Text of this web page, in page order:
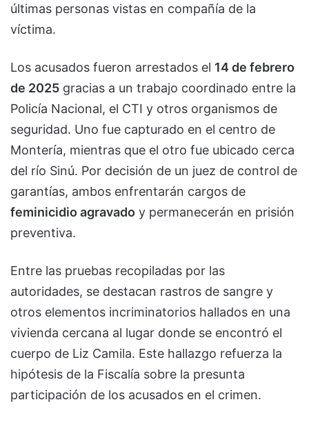
últimas personas vistas en compañía de la
víctima.
Los acusados fueron arrestados el 14 de febrero
de 2025 gracias a un trabajo coordinado entre la
Policía Nacional, el CTI y otros organismos de
seguridad. Uno fue capturado en el centro de
Montería, mientras que el otro fue ubicado cerca
del río Sinú. Por decisión de un juez de control de
garantías, ambos enfrentarán cargos de
feminicidio agravado y permanecerán en prisión
preventiva.
Entre las pruebas recopiladas por las
autoridades, se destacan rastros de sangre y
otros elementos incriminatorios hallados en una
vivienda cercana al lugar donde se encontró el
cuerpo de Liz Camila. Este hallazgo refuerza la
hipótesis de la Fiscalía sobre la presunta
participación de los acusados en el crimen.